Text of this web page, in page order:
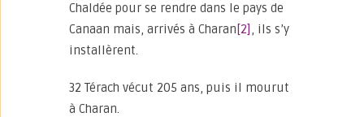
Chaldée pour se rendre dans le pays de
Canaan mais, arrivés à Charan [2] , ils s’y
installèrent.
32 Térach vécut 205 ans, puis il mourut
à Charan.